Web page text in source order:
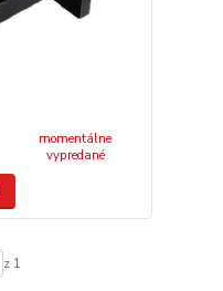
momentálne
vypredané
z 1